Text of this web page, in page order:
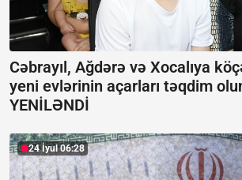
Cəbrayıl, Ağdərə və Xocalıya
yeni evlərinin açarları təqdim
YENİLƏNDİ
24 İyul 06:28